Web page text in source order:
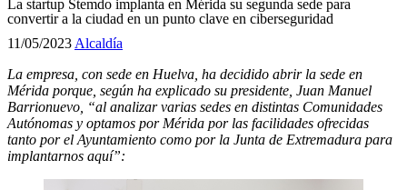
La startup Stemdo implanta en Mérida su segunda sede para
convertir a la ciudad en un punto clave en ciberseguridad
11/05/2023Alcaldía
La empresa, con sede en Huelva, ha decidido abrir la sede en
Mérida porque, según ha explicado su presidente, Juan Manuel
Barrionuevo, “al analizar varias sedes en distintas Comunidades
Autónomas y optamos por Mérida por las facilidades ofrecidas
tanto por el Ayuntamiento como por la Junta de Extremadura para
implantarnos aquí”: